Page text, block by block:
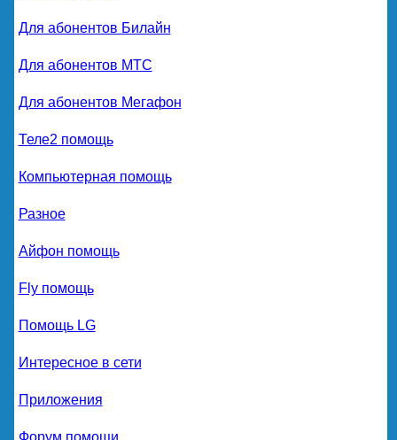
Для абонентов Билайн
Для абонентов МТС
Для абонентов Мегафон
Теле2 помощь
Компьютерная помощь
Разное
Айфон помощь
Fly помощь
Помощь LG
Интересное в сети
Приложения